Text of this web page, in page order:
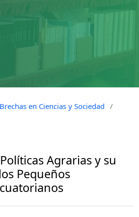
en Ciencias y Sociedad
/
Agrarias y su
Pequeños